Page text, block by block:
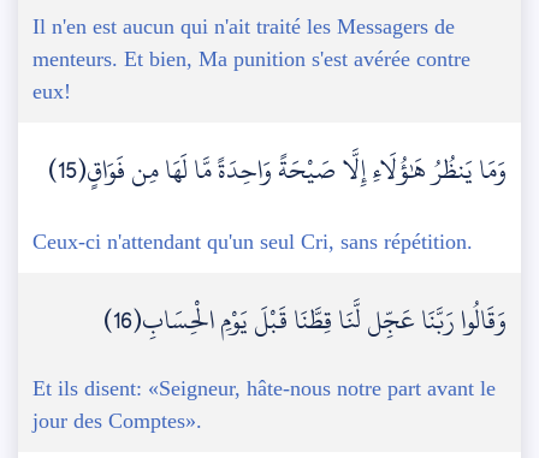
Il n'en est aucun qui n'ait traité les Messagers de
menteurs. Et bien, Ma punition s'est avérée contre
eux!
وَمَا يَنظُرُ هَٰؤُلَاءِ إِلَّا صَيْحَةً وَاحِدَةً مَّا لَهَا مِن فَوَاقٍ(15)
Ceux-ci n'attendant qu'un seul Cri, sans répétition.
وَقَالُوا رَبَّنَا عَجِّل لَّنَا قِطَّنَا قَبْلَ يَوْمِ الْحِسَابِ(16)
Et ils disent: «Seigneur, hâte-nous notre part avant le
jour des Comptes».